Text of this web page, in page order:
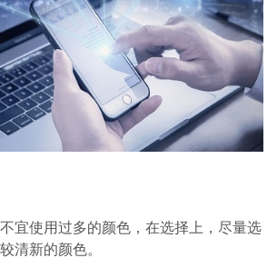
使用过多的颜色，在选择上，尽量选
清新的颜色。